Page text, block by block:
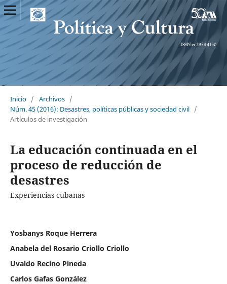
Inicio / Archivos /
Núm. 45 (2016): Desastres, políticas públicas y sociedad civil /
Artículos de investigación
La educación continuada en el
proceso de reducción de
desastres
Experiencias cubanas
Yosbanys Roque Herrera
Anabela del Rosario Criollo Criollo
Uvaldo Recino Pineda
Carlos Gafas González